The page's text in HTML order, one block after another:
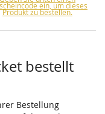
ein, um dieses
Produkt zu bestellen.
bestellt
Bestellung